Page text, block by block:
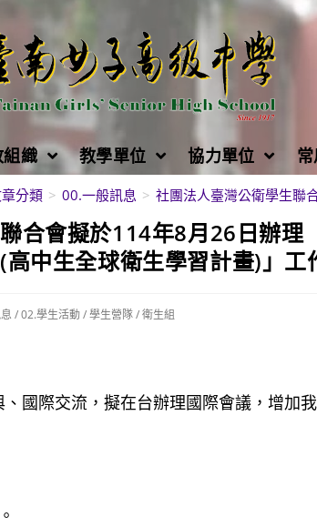
組織 教學單位 協力單位
分類 > 00.一般訊息 > 社團法人臺灣公衛學生聯
合會擬於114年8月26日辦理
中生全球衛生學習計畫)」工
/02.學生活動/學生營隊/衛生組
國際交流，擬在台辦理國際會議，增加